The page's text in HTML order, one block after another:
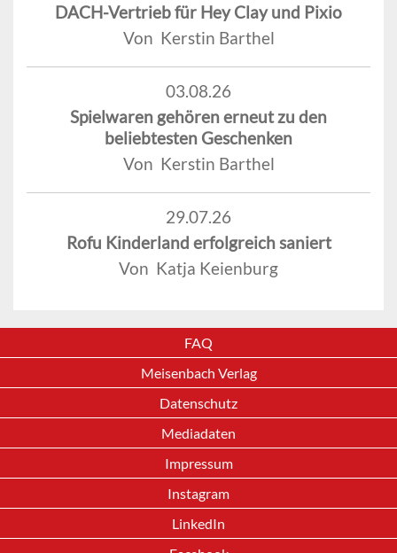
DACH-Vertrieb für Hey Clay und Pixio
Von Kerstin Barthel
03.08.26
Spielwaren gehören erneut zu den
beliebtesten Geschenken
Von Kerstin Barthel
29.07.26
Rofu Kinderland erfolgreich saniert
Von Katja Keienburg
FAQ
Meisenbach Verlag
Datenschutz
Mediadaten
Impressum
Instagram
LinkedIn